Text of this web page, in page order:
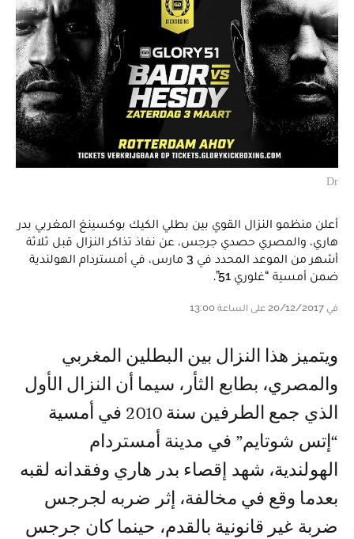
Dr
أعلن منظمو النزال القوي بين بطلي الكيك بوكسينغ المغربي بدر
هاري، والمصري حصدي جرجس، عن نفاذ تذاكر النزال قبل ثلاثة
أشهر من الموعد المحدد في 3 مارس، في أمستردام الهولندية
ضمن أمسية “غلوري 51”.
في 20/12/2017 على الساعة 13:00
ويتميز هذا النزال بين البطلين المغربي
والمصري، بطابع الثأر، سيما أن النزال الأول
الذي جمع الطرفين سنة 2010 في أمسية
“إتس شوتايم” في مدينة أمستردام
الهولندية، شهد إقصاء بدر هاري وفقدانه لقبه
بعدما وقع في مخالفة، إثر ضربه لجرجس
ضربة غير قانونية بالقدم، حينما كان جرجس